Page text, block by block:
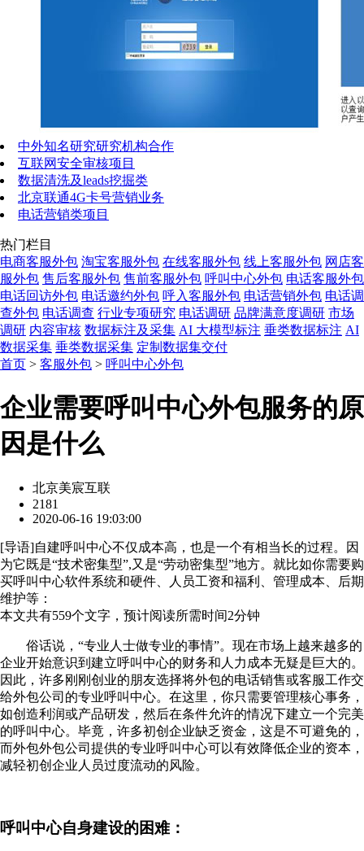
中外知名研究研究机构合作
互联网安全审核项目
数据清洗及leads挖掘类
北京联通4G卡号营销业务
电话营销类项目
热门栏目
电商客服外包 淘宝客服外包 在线客服外包 线上客服外包 网店客
服外包 售后客服外包 售前客服外包 呼叫中心外包 电话客服外包
电话回访外包 电话邀约外包 呼入客服外包 电话营销外包 电话调
查外包 电话调查 行业专项研究 电话调研 品牌满意度调研 市场
调研 内容审核 数据标注及采集 AI 大模型标注 垂类数据标注 AI
数据采集 垂类数据采集 定制数据集交付
首页 > 客服外包 > 呼叫中心外包
企业需要呼叫中心外包服务的原
因是什么
北京美宸互联
2181
2020-06-16 19:03:00
[导语]自建呼叫中心不仅成本高，也是一个有相当长的过程。因
为它既是“技术密集型”,又是“劳动密集型”地方。就比如你需要购
买呼叫中心软件系统和硬件、人员工资和福利、管理成本、后期
维护等：
本文共有559个文字，预计阅读所需时间2分钟
俗话说，“专业人士做专业的事情”。现在市场上越来越多的
企业开始意识到建立呼叫中心的财务和人力成本无疑是巨大的。
因此，许多刚刚创业的朋友选择将外包的电话销售或客服工作交
给外包公司的专业呼叫中心。在这里，你只需要管理核心事务，
如创造利润或产品研发，然后在条件允许的情况下建立一个完美
的呼叫中心。毕竟，许多初创企业缺乏资金，这是不可避免的，
而外包外包公司提供的专业呼叫中心可以有效降低企业的资本，
减轻初创企业人员过度流动的风险。
呼叫中心自身建设的困难：